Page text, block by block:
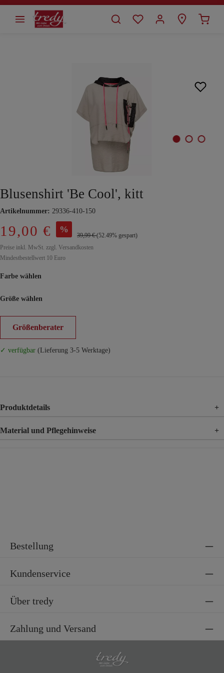
springen
Blusenshirt 'Be Cool', kitt
Artikelnummer: 29336-410-150
19,00 € %
39,99 €(52.49% gespart)
Preise inkl. MwSt. zzgl. Versandkosten
Mindestbestellwert 10 Euro
Farbe wählen
Größe wählen
Größenberater
✓ verfügbar (Lieferung 3-5 Werktage)
Produktdetails +
Material und Pflegehinweise +
Bestellung
Kundenservice
Über tredy
Zahlung und Versand